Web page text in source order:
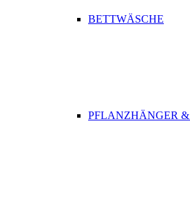
BETTWÄSCHE
PFLANZHÄNGER